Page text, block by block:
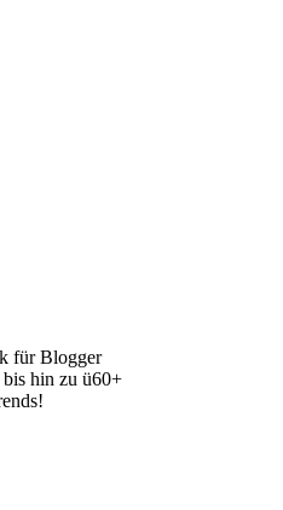
für Blogger
hin zu ü60+